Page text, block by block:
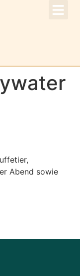
Abend sowie